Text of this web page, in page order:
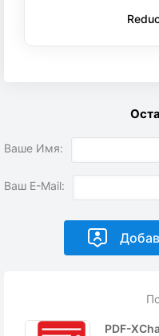
PDF-
Ваше Имя:
Ваш E-Mail: